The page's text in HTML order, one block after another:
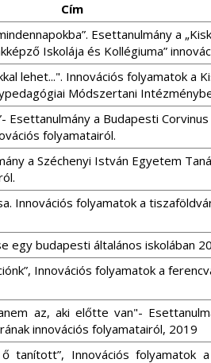
Cím
Esettanulmány a
Iskolája és Kollégiuma”
lehet...". Innovációs folyamatok a
Módszertani
Esettanulmány a Budapesti
folyamatairól.
a Széchenyi István Egyetem
Innovációs folyamatok a
egy budapesti általános iskolában
Innovációs folyamatok a
az, aki előtte van"-
innovációs folyamatairól, 2019
tanított”, Innovációs folyamatok